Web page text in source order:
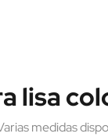
lisa
medidas